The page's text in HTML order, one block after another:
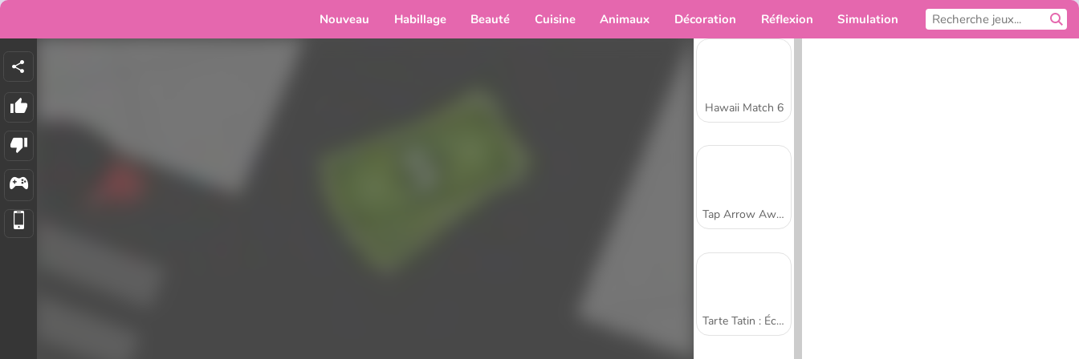
Nouveau Habillage Beauté Cuisine Animaux Décoration Réflexion Simulation
Hawaii Match 6
Tap Arrow Away
Tarte Tatin : École de cuisine de Sara